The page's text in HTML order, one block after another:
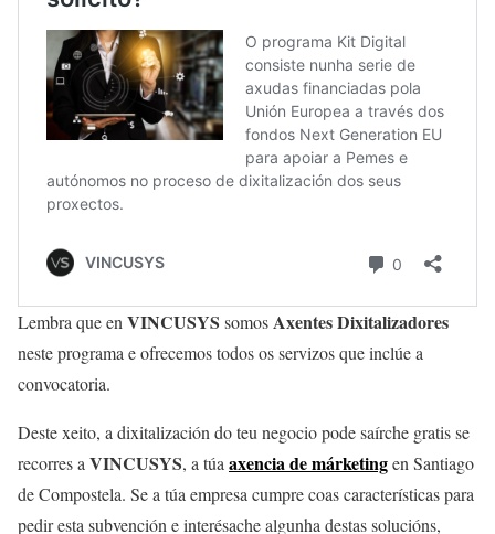
Lembra que en VINCUSYS somosAxentes Dixitalizadores
neste programa e ofrecemos todos os servizos que inclúe a
convocatoria.
Deste xeito, a dixitalización do teu negocio pode saírche gratis se
recorres a VINCUSYS, a túa axencia de márketingen Santiago
de Compostela. Se a túa empresa cumpre coas características para
pedir esta subvención e interésache algunha destas solucións,